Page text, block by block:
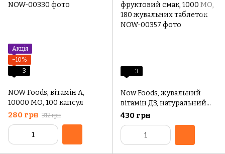
Акція
−10%
3
NOW Foods, вітамін А,
10000 МО, 100 капсул
280 грн 312 грн
3
Now Foods, жувальний
вітамін Д3, натуральний
фруктовий смак, 1000 МО,
180 жувальних таблеток
430 грн